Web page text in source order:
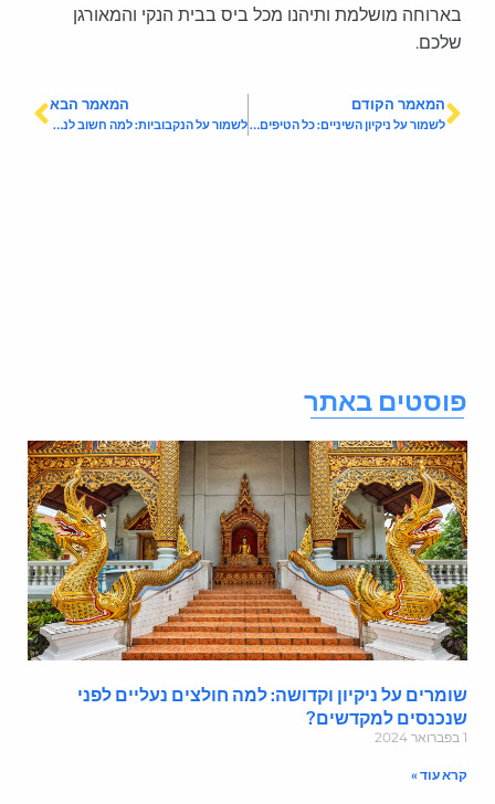
בארוחה מושלמת ותיהנו מכל ביס בבית הנקי והמאורגן
שלכם.
המאמר הקודם
לשמור על ניקיון השיניים: כל הטיפים המבריקים ביותר
המאמר הבא
לשמור על הנקבוביות: למה חשוב לנקות את עור הפנים?
באתר
על ניקיון וקדושה: למה חולצים נעליים לפני
למקדשים?
עוד »